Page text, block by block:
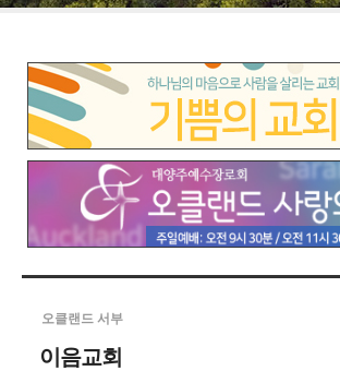
오클랜드 서부
이음교회